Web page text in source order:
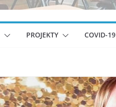
PROJEKTY COVID-19